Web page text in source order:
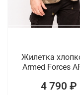
Жилетка
Armed Forces
4 790 ₽